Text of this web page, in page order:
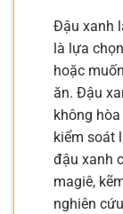
Đậu xanh
là lựa
hoặc
ăn. Đậu
không
kiểm soát
đậu xanh
magiê,
nghiên